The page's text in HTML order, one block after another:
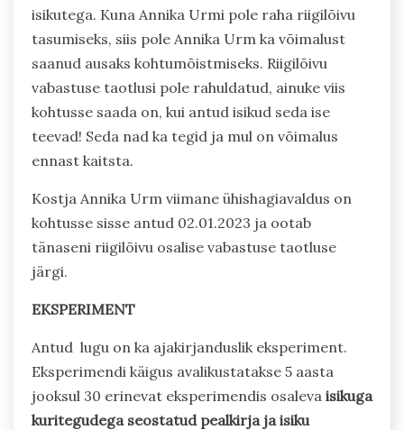
isikutega. Kuna Annika Urmi pole raha riigilõivu
tasumiseks, siis pole Annika Urm ka võimalust
saanud ausaks kohtumõistmiseks. Riigilõivu
vabastuse taotlusi pole rahuldatud, ainuke viis
kohtusse saada on, kui antud isikud seda ise
teevad! Seda nad ka tegid ja mul on võimalus
ennast kaitsta.
Kostja Annika Urm viimane ühishagiavaldus on
kohtusse sisse antud 02.01.2023 ja ootab
tänaseni riigilõivu osalise vabastuse taotluse
järgi.
EKSPERIMENT
Antud lugu on ka ajakirjanduslik eksperiment.
Eksperimendi käigus avalikustatakse 5 aasta
jooksul 30 erinevat eksperimendis osaleva isikuga
kuritegudega seostatud pealkirja ja isiku